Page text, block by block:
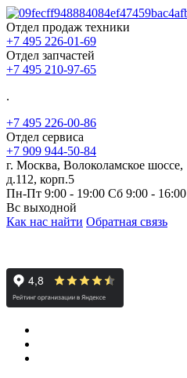
Отдел продаж техники
+7 495 226-01-69
Отдел запчастей
+7 495 210-97-65
.
+7 495 226-00-86
Отдел сервиса
+7 909 944-50-84
г. Москва, Волоколамское шоссе,
д.112, корп.5
Пн-Пт 9:00 - 19:00 Сб 9:00 - 16:00
Вс выходной
Как нас найти Обратная связь